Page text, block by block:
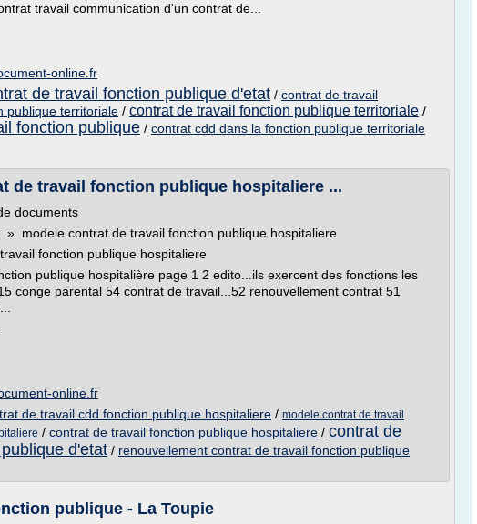
travail communication d'un contrat de...
online.fr
de travail fonction publique d'etat / contrat de travail
publique territoriale / contrat de travail fonction publique territoriale /
fonction publique / contrat cdd dans la fonction publique territoriale
de travail fonction publique hospitaliere ...
documents
» modele contrat de travail fonction publique hospitaliere
fonction publique hospitaliere
publique hospitalière page 1 2 edito...ils exercent des fonctions les
conge parental 54 contrat de travail...52 renouvellement contrat 51
online.fr
de travail cdd fonction publique hospitaliere / modele contrat de travail
/ contrat de travail fonction publique hospitaliere / contrat de
d'etat / renouvellement contrat de travail fonction publique
publique - La Toupie